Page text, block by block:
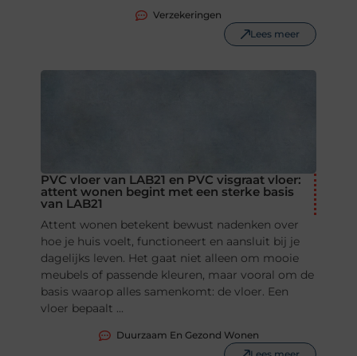
Verzekeringen
Lees meer
PVC vloer van LAB21 en PVC visgraat vloer:
attent wonen begint met een sterke basis
van LAB21
Attent wonen betekent bewust nadenken over
hoe je huis voelt, functioneert en aansluit bij je
dagelijks leven. Het gaat niet alleen om mooie
meubels of passende kleuren, maar vooral om de
basis waarop alles samenkomt: de vloer. Een
vloer bepaalt ...
Duurzaam En Gezond Wonen